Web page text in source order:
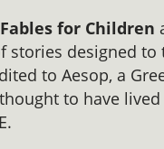
for Children
stories designed to
to Aesop, a
to have